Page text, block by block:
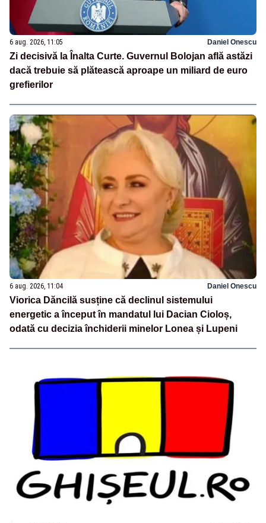
6 aug. 2026, 11:05 Daniel Onescu
Zi decisivă la Înalta Curte. Guvernul Bolojan află astăzi
dacă trebuie să plătească aproape un miliard de euro
grefierilor
6 aug. 2026, 11:04 Daniel Onescu
Viorica Dăncilă susține că declinul sistemului
energetic a început în mandatul lui Dacian Cioloș,
odată cu decizia închiderii minelor Lonea și Lupeni